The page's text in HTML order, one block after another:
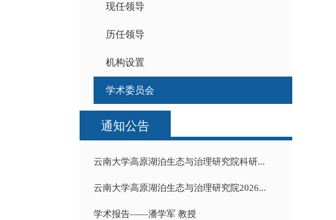
现任领导
历任领导
机构设置
学术委员会
通知公告
云南大学高原湖泊生态与治理研究院科研...
云南大学高原湖泊生态与治理研究院2026...
学术报告——潘学军 教授